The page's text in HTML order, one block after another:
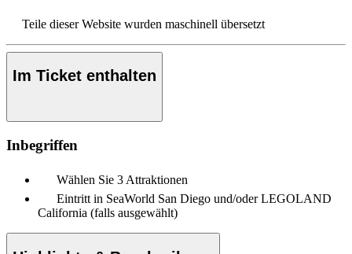
Teile dieser Website wurden maschinell übersetzt
Im Ticket enthalten
Inbegriffen
Wählen Sie 3 Attraktionen
Eintritt in SeaWorld San Diego und/oder LEGOLAND
California (falls ausgewählt)